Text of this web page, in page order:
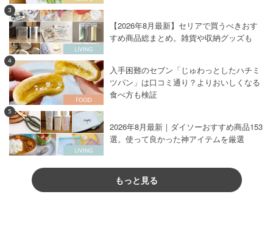
3
【2026年8月最新】セリアで買うべきおす
すめ商品総まとめ。雑貨や収納グッズも
4
入手困難のセブン「じゅわっとしたハチミ
ツパン」は口コミ通り？よりおいしくなる
食べ方も検証
5
2026年8月最新｜ダイソーおすすめ商品153
選。使って良かった神アイテムを厳選
もっと見る